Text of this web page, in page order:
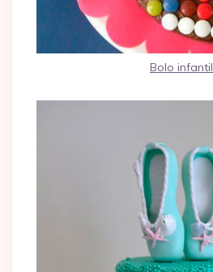
Bolo infantil